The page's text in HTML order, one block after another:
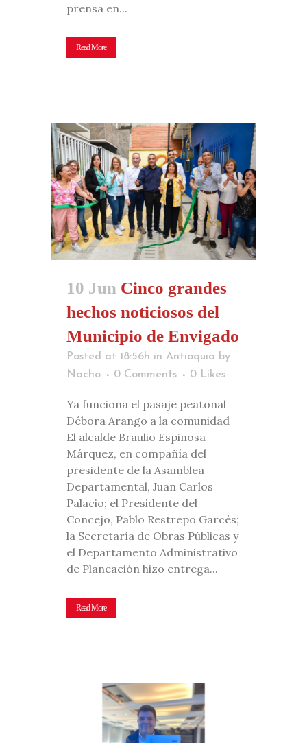
prensa en...
Read More
10 Jun Cinco grandes
hechos noticiosos del
Municipio de Envigado
Posted at 18:56h in Antioquia by
Nacho
0 Comments 0 Likes
Ya funciona el pasaje peatonal
Débora Arango a la comunidad
El alcalde Braulio Espinosa
Márquez, en compañía del
presidente de la Asamblea
Departamental, Juan Carlos
Palacio; el Presidente del
Concejo, Pablo Restrepo Garcés;
la Secretaría de Obras Públicas y
el Departamento Administrativo
de Planeación hizo entrega...
Read More